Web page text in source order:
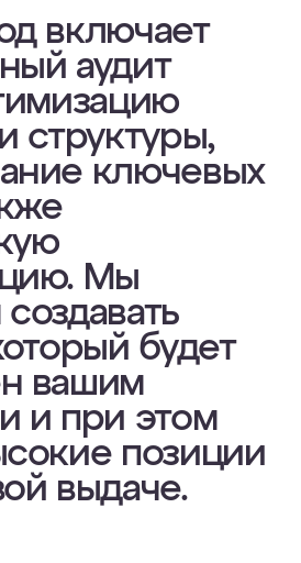
включает
аудит
структуры,
ключевых
Мы
будет
вашим
и при этом
позиции
выдаче.